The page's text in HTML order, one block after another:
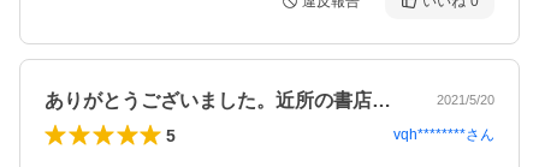
ありがとうございました。近所の書店には… 2021/5/20
5 vqh********さん